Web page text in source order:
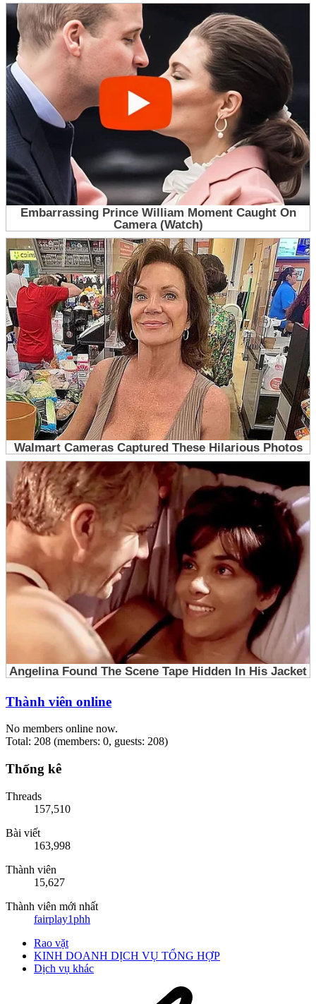
Thành viên online
No members online now.
Total: 208 (members: 0, guests: 208)
Thống kê
Threads
157,510
Bài viết
163,998
Thành viên
15,627
Thành viên mới nhất
fairplay1phh
Rao vặt
KINH DOANH DỊCH VỤ TỔNG HỢP
Dịch vụ khác